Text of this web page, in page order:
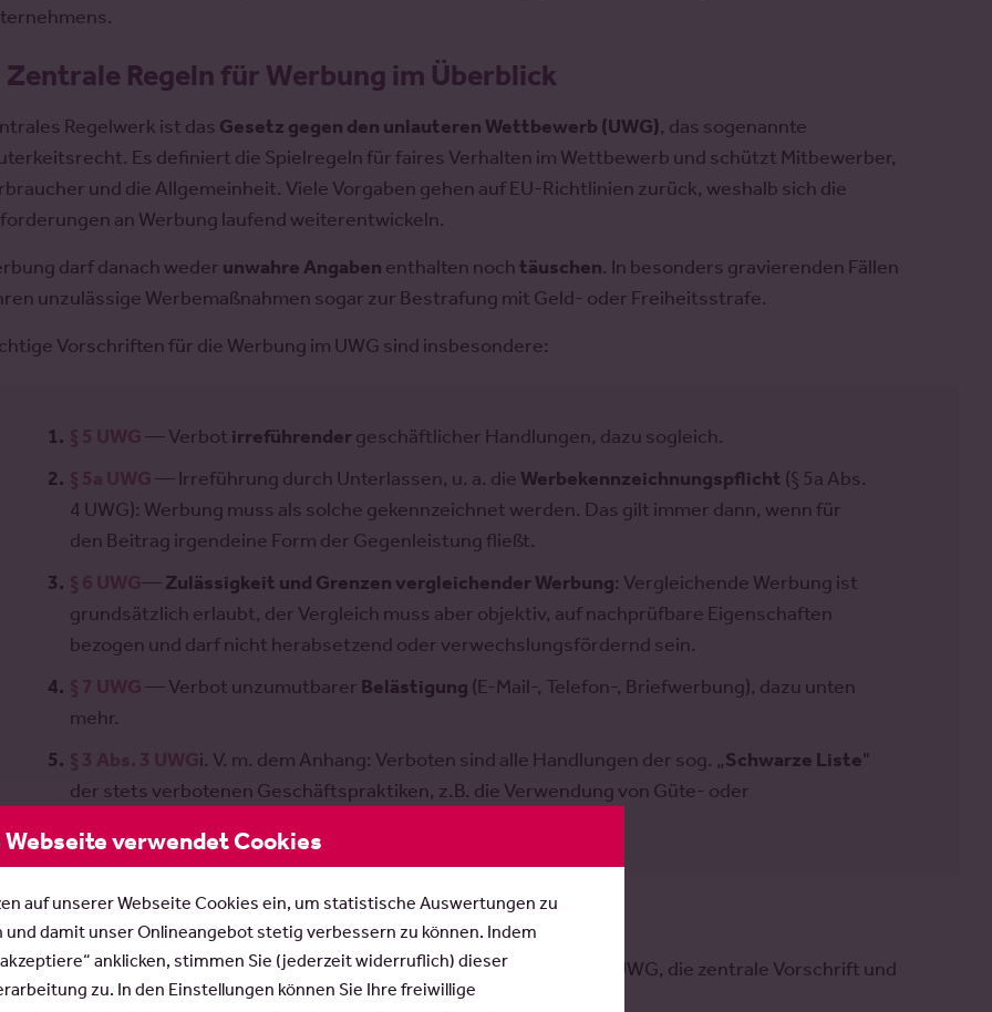
Zentrale Regeln für Werbung im Überblick
Regelwerk ist das Gesetz gegen den unlauteren Wettbewerb (UWG), das sogenannte
Es definiert die Spielregeln für faires Verhalten im Wettbewerb und schützt Mitbewerber,
und die Allgemeinheit. Viele Vorgaben gehen auf EU-Richtlinien zurück, weshalb sich die
an Werbung laufend weiterentwickeln.
darf danach weder unwahre Angaben enthalten nochtäuschen. In besonders gravierenden Fällen
unzulässige Werbemaßnahmen sogar zur Bestrafung mit Geld- oder Freiheitsstrafe.
Vorschriften für die Werbung im UWG sind insbesondere:
— Verbot irreführendergeschäftlicher Handlungen, dazu sogleich.
— Irreführung durch Unterlassen, u. a. die Werbekennzeichnungspflicht (§ 5a Abs.
4 UWG): Werbung muss als solche gekennzeichnet werden. Das gilt immer dann, wenn für
den Beitrag irgendeine Form der Gegenleistung fließt.
§ 6 UWG—Zulässigkeit und Grenzen vergleichender Werbung: Vergleichende Werbung ist
grundsätzlich erlaubt, der Vergleich muss aber objektiv, auf nachprüfbare Eigenschaften
bezogen und darf nicht herabsetzend oder verwechslungsfördernd sein.
— Verbot unzumutbarer Belästigung (E-Mail-, Telefon-, Briefwerbung), dazu unten
mehr.
i. V. m. dem Anhang: Verboten sind alle Handlungen der sog. „Schwarze Liste"
der stets verbotenen Geschäftspraktiken, z.B. die Verwendung von Güte- oder
Verbot irreführender Werbung
wichtigste Regelung ist dabei das Verbot irreführender Werbung in § 5 UWG, die zentrale Vorschrift und
ist und diverse Ausprägungen kennt.
Webseite verwendet Cookies
auf unserer Webseite Cookies ein, um statistische Auswertungen zu
und damit unser Onlineangebot stetig verbessern zu können. Indem
akzeptiere“ anklicken, stimmen Sie (jederzeit widerruflich) dieser
zu. In den Einstellungen können Sie Ihre freiwillige